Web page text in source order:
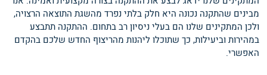
מבינים שהתקנה נכונה היא חלק בלתי נפרד מהשגת התוצאה הרצויה,
ולכן המתקינים שלנו הם בעלי ניסיון רב בתחום. ההתקנה תתבצע
במהירות וביעילות, כך שתוכלו ליהנות מהריצוף החדש שלכם בהקדם
האפשרי.